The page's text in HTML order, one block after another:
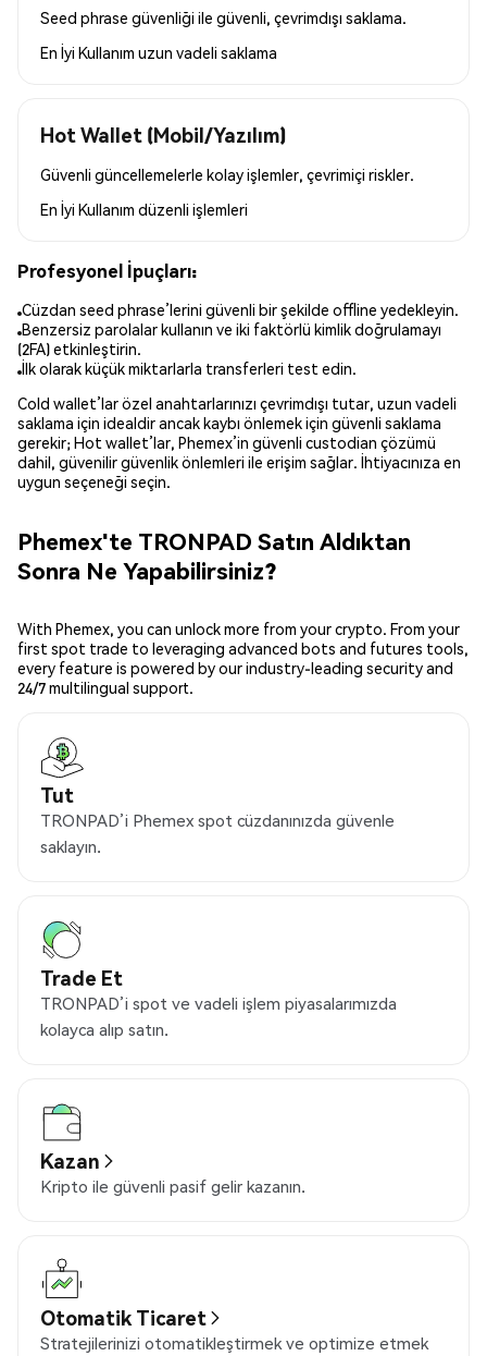
Seed phrase güvenliği ile güvenli, çevrimdışı saklama.
En İyi Kullanım uzun vadeli saklama
Hot Wallet (Mobil/Yazılım)
Güvenli güncellemelerle kolay işlemler, çevrimiçi riskler.
En İyi Kullanım düzenli işlemleri
Profesyonel İpuçları:
Cüzdan seed phrase’lerini güvenli bir şekilde offline yedekleyin.
Benzersiz parolalar kullanın ve iki faktörlü kimlik doğrulamayı
(2FA) etkinleştirin.
İlk olarak küçük miktarlarla transferleri test edin.
Cold wallet’lar özel anahtarlarınızı çevrimdışı tutar, uzun vadeli
saklama için idealdir ancak kaybı önlemek için güvenli saklama
gerekir; Hot wallet’lar, Phemex’in güvenli custodian çözümü
dahil, güvenilir güvenlik önlemleri ile erişim sağlar. İhtiyacınıza en
uygun seçeneği seçin.
Phemex'te TRONPAD Satın Aldıktan
Sonra Ne Yapabilirsiniz?
With Phemex, you can unlock more from your crypto. From your
first spot trade to leveraging advanced bots and futures tools,
every feature is powered by our industry-leading security and
24/7 multilingual support.
Tut
TRONPAD’i Phemex spot cüzdanınızda güvenle
saklayın.
Trade Et
TRONPAD’i spot ve vadeli işlem piyasalarımızda
kolayca alıp satın.
Kazan
Kripto ile güvenli pasif gelir kazanın.
Otomatik Ticaret
Stratejilerinizi otomatikleştirmek ve optimize etmek